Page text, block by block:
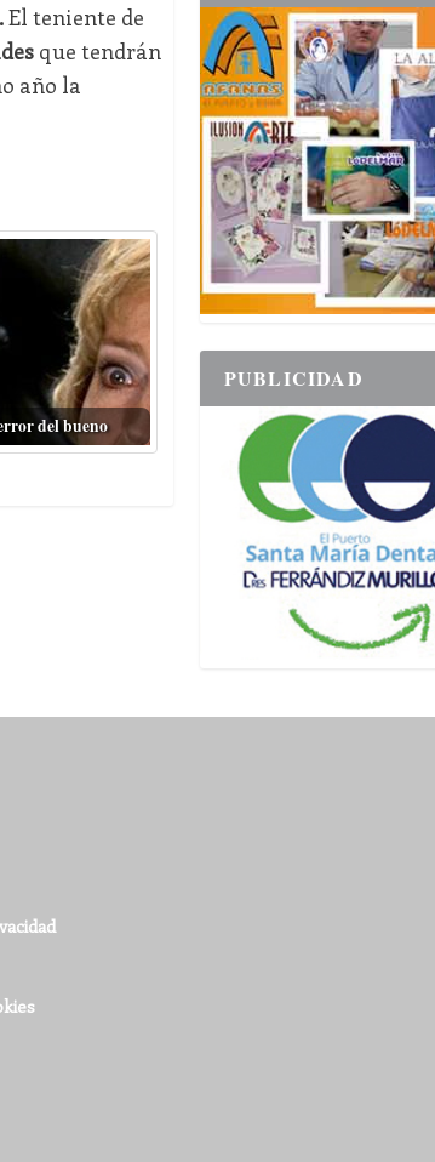
El teniente de
que tendrán
año la
del bueno
PUBLICIDAD